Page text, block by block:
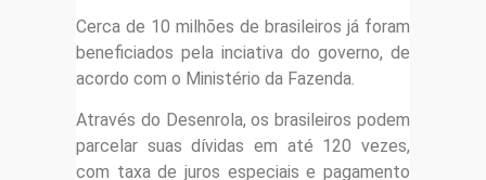
Cerca de 10 milhões de brasileiros já foram
beneficiados pela inciativa do governo, de
acordo com o Ministério da Fazenda.
Através do Desenrola, os brasileiros podem
parcelar suas dívidas em até 120 vezes,
com taxa de juros especiais e pagamento